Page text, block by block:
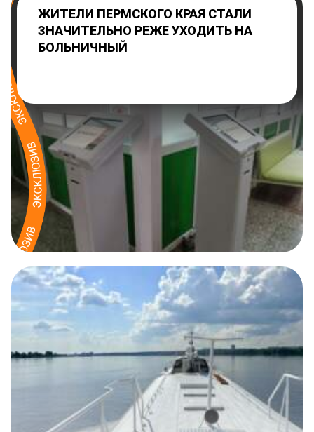
ЖИТЕЛИ ПЕРМСКОГО КРАЯ СТАЛИ
ЗНАЧИТЕЛЬНО РЕЖЕ УХОДИТЬ НА
БОЛЬНИЧНЫЙ